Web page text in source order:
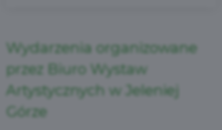
Wydarzenia organizowane
przez Biuro Wystaw
Artystycznych w Jeleniej
Górze